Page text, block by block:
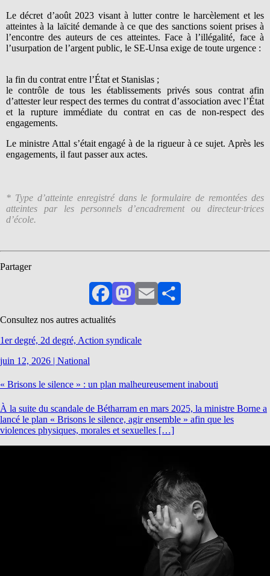
Le décret d’août 2023 visant à lutter contre le harcèlement et les
atteintes à la laïcité demande à ce que des sanctions soient prises à
l’encontre des auteurs de ces atteintes. Face à l’illégalité, face à
l’usurpation de l’argent public, le SE-Unsa exige de toute urgence :
la fin du contrat entre l’État et Stanislas ;
le contrôle de tous les établissements privés sous contrat afin
d’attester leur respect des termes du contrat d’association avec l’État
et la rupture immédiate du contrat en cas de non-respect des
engagements.
Le ministre Attal s’était engagé à de la rigueur à ce sujet. Après les
engagements, il faut passer aux actes.
* Type d’atteinte enregistré dans le formulaire de remontées des
atteintes par les personnels d’encadrement ou directeur·trices
d’école.
Partager
FacebookMastodon
EmailPartager
Consultez nos autres actualités
1er degré, 2d degré, Action syndicale
juin 12, 2026 | National
« Brisons le silence » : un plan malheureusement inabouti
À la suite du scandale de Bétharram en mars 2025, la ministre Borne a
lancé le plan « Brisons le silence, agir ensemble » afin que les
violences physiques, morales et sexuelles […]